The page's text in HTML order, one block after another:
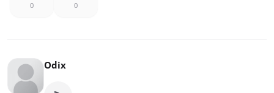
0 0
Odix